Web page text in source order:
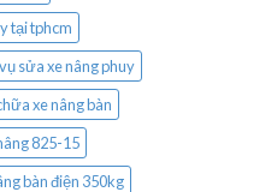
tại tphcm
sửa xe nâng phuy
xe nâng bàn
825-15
bàn điện 350kg